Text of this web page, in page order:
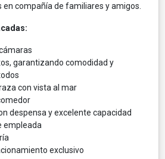
compañía de familiares y amigos.
garantizando comodidad y
con vista al mar
despensa y excelente capacidad
empleada
exclusivo